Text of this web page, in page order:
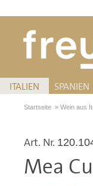
ITALIEN SPANIEN
Startseite » Wein aus
Art. Nr.
Mea